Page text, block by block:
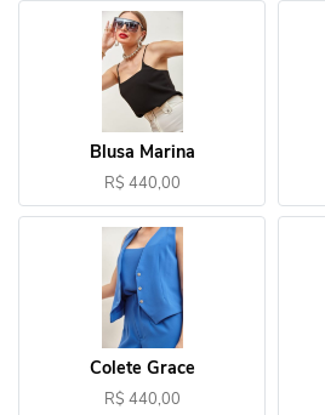
Blusa Marina
R$ 440,00
Colete Grace
R$ 440,00